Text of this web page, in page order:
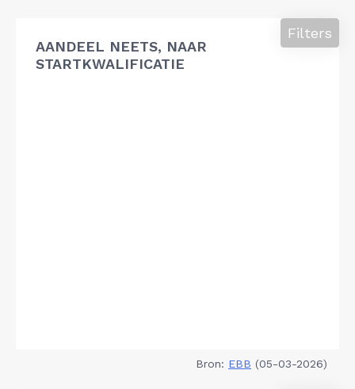
AANDEEL NEETS, NAAR
STARTKWALIFICATIE
Filters
Bron: EBB (05-03-2026)